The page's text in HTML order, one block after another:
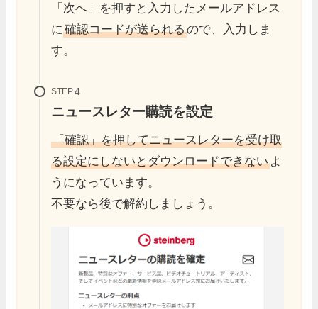
「次へ」を押すと入力したメールアドレス
に 確認コードが送られるので、入力しま
す。
STEP
ニュースレター購読を設定
「確認」を押してニュースレターを受け取
る設定にしないとダウンロードできないよ
うになっています。
不要なら後で解約しましょう。